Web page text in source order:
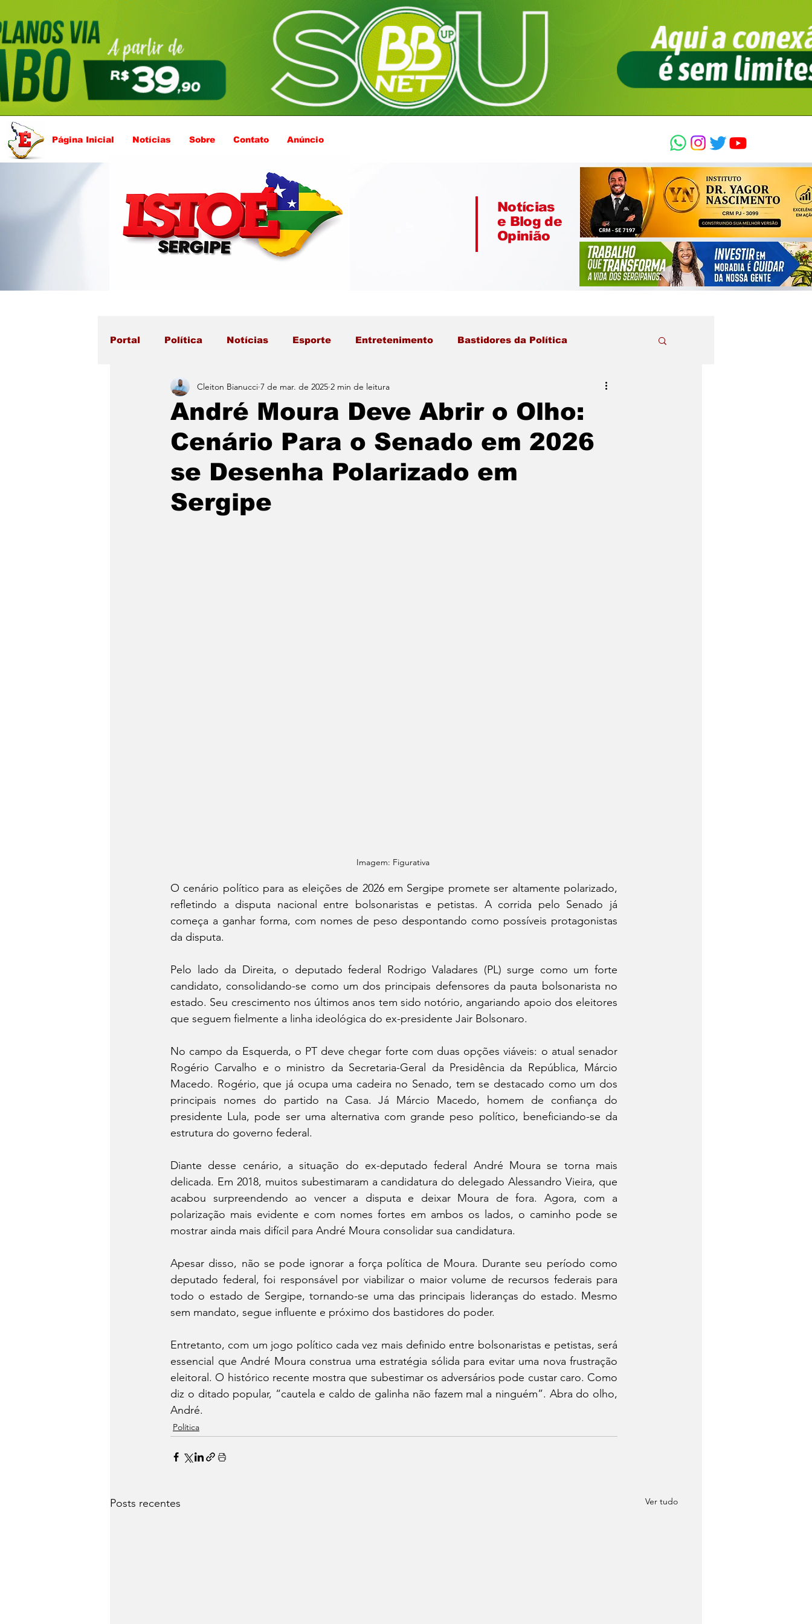
Página Inicial Notícias Sobre Contato Anúncio
Notícias
e Blog de
Opinião
Portal Política Notícias Esporte Entretenimento Bastidores da Política
André Moura Deve Abrir o Olho:
Cenário Para o Senado em 2026
se Desenha Polarizado em
Sergipe
Cleiton Bianucci 7 de mar. de 2025 2 min de leitura
Imagem: Figurativa
O cenário político para as eleições de 2026 em Sergipe promete ser altamente polarizado,
refletindo a disputa nacional entre bolsonaristas e petistas. A corrida pelo Senado já
começa a ganhar forma, com nomes de peso despontando como possíveis protagonistas
da disputa.
Pelo lado da Direita, o deputado federal Rodrigo Valadares (PL) surge como um forte
candidato, consolidando-se como um dos principais defensores da pauta bolsonarista no
estado. Seu crescimento nos últimos anos tem sido notório, angariando apoio dos eleitores
que seguem fielmente a linha ideológica do ex-presidente Jair Bolsonaro.
No campo da Esquerda, o PT deve chegar forte com duas opções viáveis: o atual senador
Rogério Carvalho e o ministro da Secretaria-Geral da Presidência da República, Márcio
Macedo. Rogério, que já ocupa uma cadeira no Senado, tem se destacado como um dos
principais nomes do partido na Casa. Já Márcio Macedo, homem de confiança do
presidente Lula, pode ser uma alternativa com grande peso político, beneficiando-se da
estrutura do governo federal.
Diante desse cenário, a situação do ex-deputado federal André Moura se torna mais
delicada. Em 2018, muitos subestimaram a candidatura do delegado Alessandro Vieira, que
acabou surpreendendo ao vencer a disputa e deixar Moura de fora. Agora, com a
polarização mais evidente e com nomes fortes em ambos os lados, o caminho pode se
mostrar ainda mais difícil para André Moura consolidar sua candidatura.
Apesar disso, não se pode ignorar a força política de Moura. Durante seu período como
deputado federal, foi responsável por viabilizar o maior volume de recursos federais para
todo o estado de Sergipe, tornando-se uma das principais lideranças do estado. Mesmo
sem mandato, segue influente e próximo dos bastidores do poder.
Entretanto, com um jogo político cada vez mais definido entre bolsonaristas e petistas, será
essencial que André Moura construa uma estratégia sólida para evitar uma nova frustração
eleitoral. O histórico recente mostra que subestimar os adversários pode custar caro. Como
diz o ditado popular, “cautela e caldo de galinha não fazem mal a ninguém”. Abra do olho,
André.
Política
Posts recentes Ver tudo